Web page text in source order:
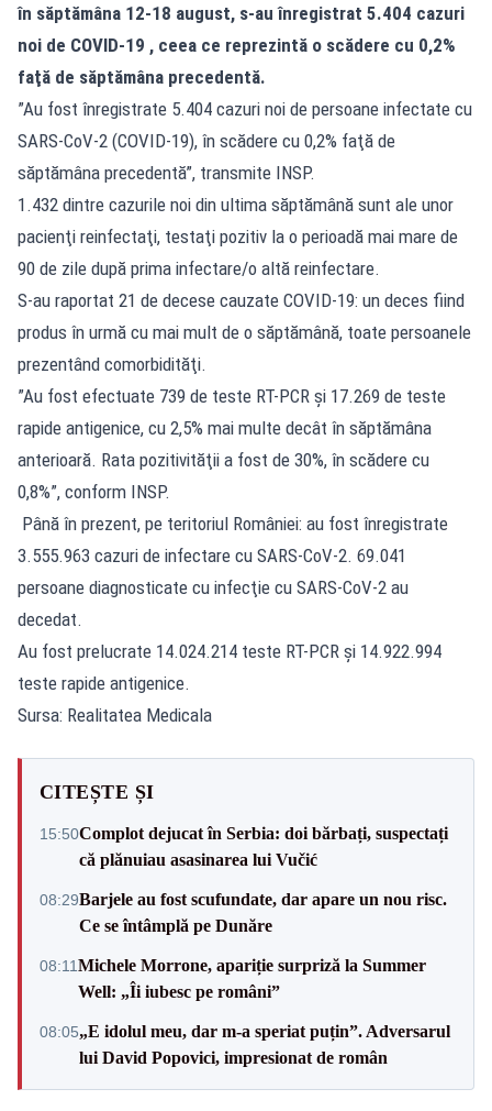
în săptămâna 12-18 august, s-au înregistrat 5.404 cazuri
noi de COVID-19 , ceea ce reprezintă o scădere cu 0,2%
faţă de săptămâna precedentă.
”Au fost înregistrate 5.404 cazuri noi de persoane infectate cu
SARS-CoV-2 (COVID-19), în scădere cu 0,2% faţă de
săptămâna precedentă”, transmite INSP.
1.432 dintre cazurile noi din ultima săptămână sunt ale unor
pacienţi reinfectaţi, testaţi pozitiv la o perioadă mai mare de
90 de zile după prima infectare/o altă reinfectare.
S-au raportat 21 de decese cauzate COVID-19: un deces fiind
produs în urmă cu mai mult de o săptămână, toate persoanele
prezentând comorbidităţi.
”Au fost efectuate 739 de teste RT-PCR şi 17.269 de teste
rapide antigenice, cu 2,5% mai multe decât în săptămâna
anterioară. Rata pozitivităţii a fost de 30%, în scădere cu
0,8%”, conform INSP.
Până în prezent, pe teritoriul României: au fost înregistrate
3.555.963 cazuri de infectare cu SARS-CoV-2. 69.041
persoane diagnosticate cu infecţie cu SARS-CoV-2 au
decedat.
Au fost prelucrate 14.024.214 teste RT-PCR şi 14.922.994
teste rapide antigenice.
Sursa: Realitatea Medicala
CITEȘTE ȘI
15:50Complot dejucat în Serbia: doi bărbați, suspectați
că plănuiau asasinarea lui Vučić
08:29Barjele au fost scufundate, dar apare un nou risc.
Ce se întâmplă pe Dunăre
08:11Michele Morrone, apariție surpriză la Summer
Well: „Îi iubesc pe români”
08:05„E idolul meu, dar m-a speriat puțin”. Adversarul
lui David Popovici, impresionat de român